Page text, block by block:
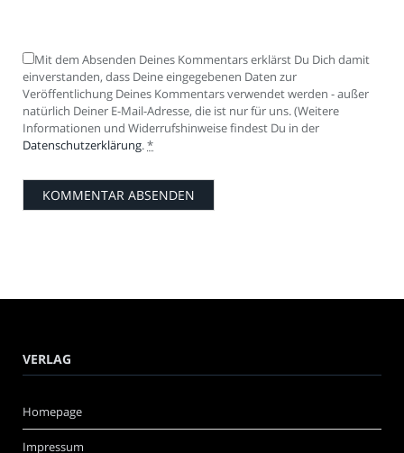
Mit dem Absenden Deines Kommentars erklärst Du Dich damit
einverstanden, dass Deine eingegebenen Daten zur
Veröffentlichung Deines Kommentars verwendet werden - außer
natürlich Deiner E-Mail-Adresse, die ist nur für uns. (Weitere
Informationen und Widerrufshinweise findest Du in der
Datenschutzerklärung.*
VERLAG
Homepage
Impressum